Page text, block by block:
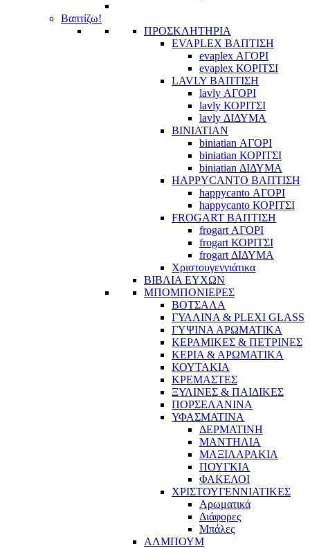
Βαπτίζω!
ΠΡΟΣΚΛΗΤΗΡΙΑ
EVAPLEX ΒΑΠΤΙΣΗ
evaplex ΑΓΟΡΙ
evaplex ΚΟΡΙΤΣΙ
LAVLY ΒΑΠΤΙΣΗ
lavly ΑΓΟΡΙ
lavly ΚΟΡΙΤΣΙ
lavly ΔΙΔΥΜΑ
BINIATIAN
biniatian ΑΓΟΡΙ
biniatian ΚΟΡΙΤΣΙ
biniatian ΔΙΔΥΜΑ
HAPPYCANTO ΒΑΠΤΙΣΗ
happycanto ΑΓΟΡΙ
happycanto ΚΟΡΙΤΣΙ
FROGART ΒΑΠΤΙΣΗ
frogart ΑΓΟΡΙ
frogart ΚΟΡΙΤΣΙ
frogart ΔΙΔΥΜΑ
Χριστουγεννιάτικα
ΒΙΒΛΙΑ ΕΥΧΩΝ
ΜΠΟΜΠΟΝΙΕΡΕΣ
ΒΟΤΣΑΛΑ
ΓΥΑΛΙΝΑ & PLEXI GLASS
ΓΥΨΙΝΑ ΑΡΩΜΑΤΙΚΑ
ΚΕΡΑΜΙΚΕΣ & ΠΕΤΡΙΝΕΣ
ΚΕΡΙΑ & ΑΡΩΜΑΤΙΚΑ
ΚΟΥΤΑΚΙΑ
ΚΡΕΜΑΣΤΕΣ
ΞΥΛΙΝΕΣ & ΠΑΙΔΙΚΕΣ
ΠΟΡΣΕΛΑΝΙΝΑ
ΥΦΑΣΜΑΤΙΝA
ΔΕΡΜΑΤΙΝΗ
ΜΑΝΤΗΛΙΑ
ΜΑΞΙΛΑΡΑΚΙΑ
ΠΟΥΓΚΙΑ
ΦΑΚΕΛΟΙ
ΧΡΙΣΤΟΥΓΕΝΝΙΑΤΙΚΕΣ
Αρωματικά
Διάφορες
Μπάλες
ΑΛΜΠΟΥΜ